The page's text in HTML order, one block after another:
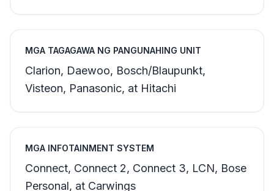
MGA TAGAGAWA NG PANGUNAHING UNIT
Clarion, Daewoo, Bosch/Blaupunkt,
Visteon, Panasonic, at Hitachi
MGA INFOTAINMENT SYSTEM
Connect, Connect 2, Connect 3, LCN, Bose
Personal, at Carwings